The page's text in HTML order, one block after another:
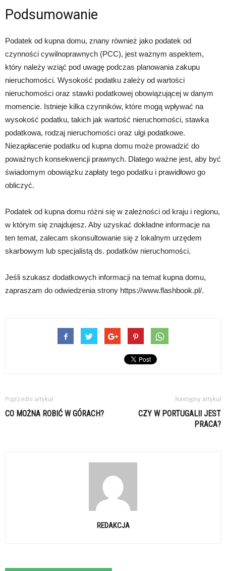
Podsumowanie
Podatek od kupna domu, znany również jako podatek od
czynności cywilnoprawnych (PCC), jest ważnym aspektem,
który należy wziąć pod uwagę podczas planowania zakupu
nieruchomości. Wysokość podatku zależy od wartości
nieruchomości oraz stawki podatkowej obowiązującej w danym
momencie. Istnieje kilka czynników, które mogą wpływać na
wysokość podatku, takich jak wartość nieruchomości, stawka
podatkowa, rodzaj nieruchomości oraz ulgi podatkowe.
Niezapłacenie podatku od kupna domu może prowadzić do
poważnych konsekwencji prawnych. Dlatego ważne jest, aby być
świadomym obowiązku zapłaty tego podatku i prawidłowo go
obliczyć.
Podatek od kupna domu różni się w zależności od kraju i regionu,
w którym się znajdujesz. Aby uzyskać dokładne informacje na
ten temat, zalecam skonsultowanie się z lokalnym urzędem
skarbowym lub specjalistą ds. podatków nieruchomości.
Jeśli szukasz dodatkowych informacji na temat kupna domu,
zapraszam do odwiedzenia strony https://www.flashbook.pl/.
Poprzedni artykuł
CO MOŻNA ROBIĆ W GÓRACH?
Następny artykuł
CZY W PORTUGALII JEST
PRACA?
REDAKCJA